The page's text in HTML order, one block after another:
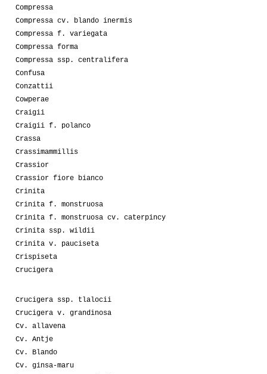
Compressa
Compressa cv. blando inermis
Compressa f. variegata
Compressa forma
Compressa ssp. centralifera
Confusa
Conzattii
Cowperae
Craigii
Craigii f. polanco
Crassa
Crassimammillis
Crassior
Crassior fiore bianco
Crinita
Crinita f. monstruosa
Crinita f. monstruosa cv. caterpincy
Crinita ssp. wildii
Crinita v. pauciseta
Crispiseta
Crucigera
Crucigera ssp. tlalocii
Crucigera v. grandinosa
Cv. allavena
Cv. Antje
Cv. Blando
Cv. ginsa-maru